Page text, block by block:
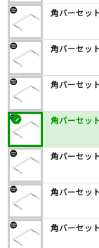
角バーセッ
角バーセッ
角バーセッ
角バーセッ
角バーセッ
角バーセッ
角バーセッ